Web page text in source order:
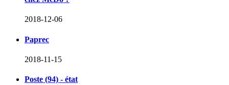
2018-12-06
Paprec
2018-11-15
Poste (94) - état